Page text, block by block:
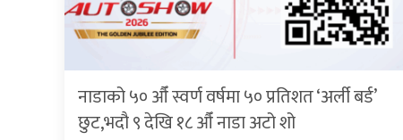
नाडाको ५० औँ स्वर्ण वर्षमा ५० प्रतिशत ‘अर्ली बर्ड’
छुट,भदौ ९ देखि १८ औँ नाडा अटो शो